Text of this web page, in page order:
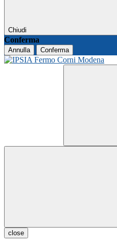
Chiudi
Conferma
Annulla Conferma
close